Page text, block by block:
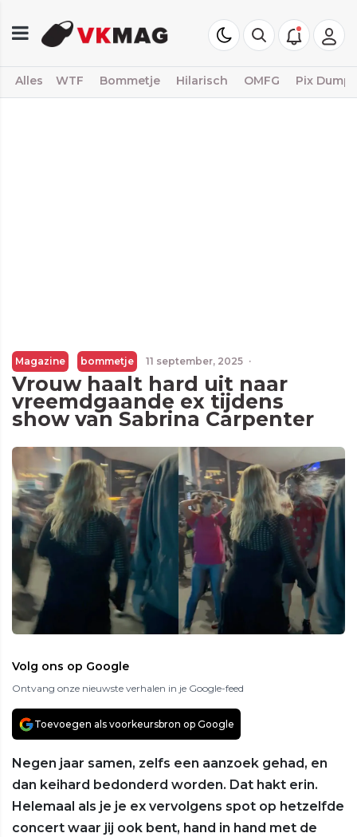
Alles WTF Bommetje Hilarisch OMFG Pix Dump
Magazine bommetje 11 september, 2025 ·
Vrouw haalt hard uit naar
vreemdgaande ex tijdens
show van Sabrina Carpenter
Volg ons op Google
Ontvang onze nieuwste verhalen in je Google-feed
Toevoegen als voorkeursbron op Google
Negen jaar samen, zelfs een aanzoek gehad, en
dan keihard bedonderd worden. Dat hakt erin.
Helemaal als je je ex vervolgens spot op hetzelfde
concert waar jij ook bent, hand in hand met de